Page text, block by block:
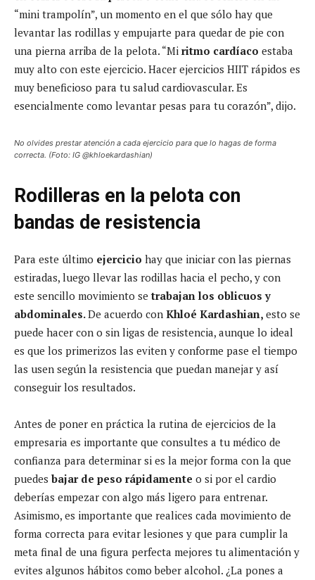
“mini trampolín”, un momento en el que sólo hay que
levantar las rodillas y empujarte para quedar de pie con
una pierna arriba de la pelota. “Mi ritmo cardíaco estaba
muy alto con este ejercicio. Hacer ejercicios HIIT rápidos es
muy beneficioso para tu salud cardiovascular. Es
esencialmente como levantar pesas para tu corazón”, dijo.
No olvides prestar atención a cada ejercicio para que lo hagas de forma
correcta. (Foto: IG @khloekardashian)
Rodilleras en la pelota con
bandas de resistencia
Para este último ejercicio hay que iniciar con las piernas
estiradas, luego llevar las rodillas hacia el pecho, y con
este sencillo movimiento setrabajan los oblicuos y
abdominales.De acuerdo con Khloé Kardashian, esto se
puede hacer con o sin ligas de resistencia, aunque lo ideal
es que los primerizos las eviten y conforme pase el tiempo
las usen según la resistencia que puedan manejar y así
conseguir los resultados.
Antes de poner en práctica la rutina de ejercicios de la
empresaria es importante que consultes a tu médico de
confianza para determinar si es la mejor forma con la que
puedes bajar de peso rápidamente o si por el cardio
deberías empezar con algo más ligero para entrenar.
Asimismo, es importante que realices cada movimiento de
forma correcta para evitar lesiones y que para cumplir la
meta final de una figura perfecta mejores tu alimentación y
evites algunos hábitos como beber alcohol. ¿La pones a